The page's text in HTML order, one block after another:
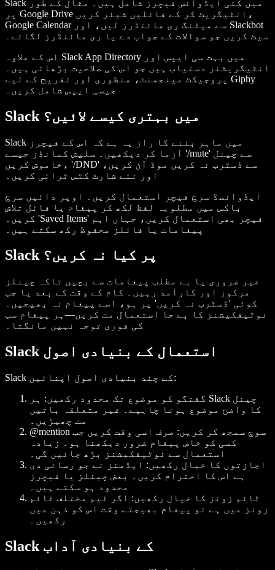
Slack میں کئی ایڈوانس فیچرز شامل ہیں۔ مثال کے طور
پر Google Drive انٹیگریٹ کر کے فائلیں شیئر کریں،
Google Calendar سے میٹنگ ری مائنڈرز لیں، اور Slackbot
سیٹ کریں جو سوالات کے جواب دے یا ری مائنڈرز لگائے۔
اس کے علاوہ Slack App Directory میں بہت سی ایپس اور
انٹیگریشنز دستیاب ہیں جو اس کی صلاحیت بڑھاتی ہیں۔
پروجیکٹ مینجمنٹ، منظوری اور تفریح کے لیے Giphy
جیسی ایپس شامل کریں۔
Slack میں بہتری کیسے لائیں؟
Slack میں ماہر بننے کا راز یہ ہے کہ اس کے فیچرز
آزما کر دیکھیں۔ سلیش کمانڈز جیسے '/mute' سے چینل
خاموش کریں، '/DND' سے ڈسٹرب نہ کریں موڈ آن کریں،
اور نئے شارٹ کٹس ٹرائی کریں۔
ایڈوانسڈ سرچ فیچر استعمال کریں۔ اوپر دائیں سرچ
باکس میں مطلوبہ لفظ لکھ کر پیغام یا فائل تلاش
کریں۔ 'Saved Items' فیچر بھی استعمال کریں، جہاں اہم
پیغامات یا فائلز محفوظ رکھ سکتے ہیں۔
Slack پر کیا نہ کریں؟
غیر ضروری یا بے مطلب پیغامات سے بچیں تاکہ چینلز
مرکوز اور کارآمد رہیں۔ کام کے وقت کے بعد یا جب
کوئی 'ڈسٹرب نہ کریں' پر ہو، اسے پیغام نہ بھیجیں۔
نوٹیفکیشنز کا بے جا استعمال مت کریں—ہر پیغام سب
کی فوری توجہ نہیں مانگتا۔
Slack استعمال کے بنیادی اصول
Slack کے چند بنیادی اصول اپنائیں:
گفتگو کو موضوع تک محدود رکھیں: ہر Slack چینل
کا واضح موضوع ہونا چاہیے۔ غیر متعلقہ باتیں
مت چھیڑیں۔
@mention سوچ سمجھ کر کریں: صرف اسی وقت کریں جب
کسی کو خاص پیغام ضرور دیکھنا ہو۔ زیادہ
استعمال سے نوٹیفکیشنز بڑھ جائیں گی۔
اجازتوں کا خیال رکھیں: ایڈمنز نے جو رسائی دی
ہے اس کا احترام کریں۔ بعض چینلز یا فیچرز
محدود ہو سکتے ہیں۔
ٹائم زونز کا خیال رکھیں: اگر ٹیم مختلف ٹائم
زونز میں ہے تو پیغام بھیجتے وقت اس کو ذہن میں
رکھیں۔
Slack کے بنیادی آداب